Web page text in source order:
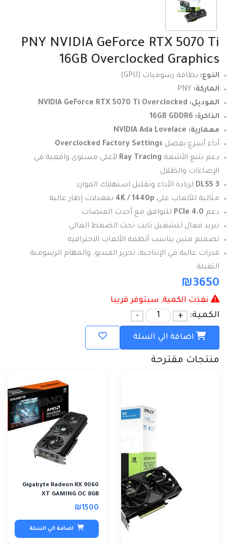
PNY NVIDIA GeForce RTX 5070 Ti
16GB Overclocked Graphics
النوع: بطاقة رسوميات (GPU)
الماركة:
الموديل: NVIDIA GeForce RTX 5070 Ti Overclocked
الذاكرة: 16GB GDDR6
معمارية: NVIDIA Ada Lovelace
أداء أسرع بفضل Overclocked Factory Settings
دعم تتبع الأشعة Ray Tracing لأعلى مستوى واقعية في
الإضاءات والظلال
DLSS 3 لزيادة الأداء وتقليل استهلاك الموارد
مثالية للألعاب على 4K / 1440p بمعدلات إطار عالية
دعم PCIe 4.0 للتوافق مع أحدث المنصات
تبريد فعال لتشغيل ثابت تحت الضغط العالي
تصميم متين يناسب أنظمة الألعاب الاحترافية
قدرات عالية في الإنتاجية، تحرير الفيديو، والمهام الرسومية
الثقيلة
₪3650
نفذت الكمية, سيتوفر قريبا
الكمية: +
-
اضافة الي السلة
منتجات مقترحة
Gigabyte Radeon RX 9060
XT GAMING OC 8GB
₪1500
اضافة الي السلة